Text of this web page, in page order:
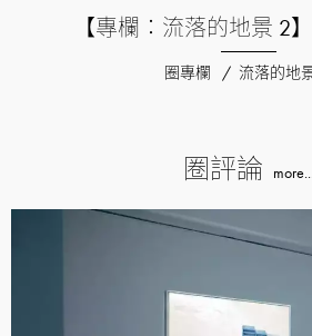
【專欄：流落的地景 2
圈專欄 流落的地
圈評論